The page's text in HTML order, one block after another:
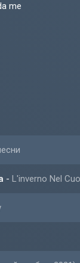
me
- L'inverno Nel Cuore